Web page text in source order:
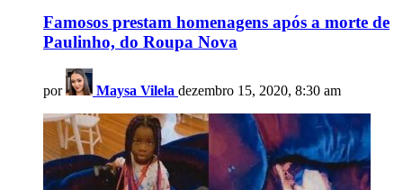
Famosos prestam homenagens após a morte de
Paulinho, do Roupa Nova
por Maysa Vilela dezembro 15, 2020, 8:30 am